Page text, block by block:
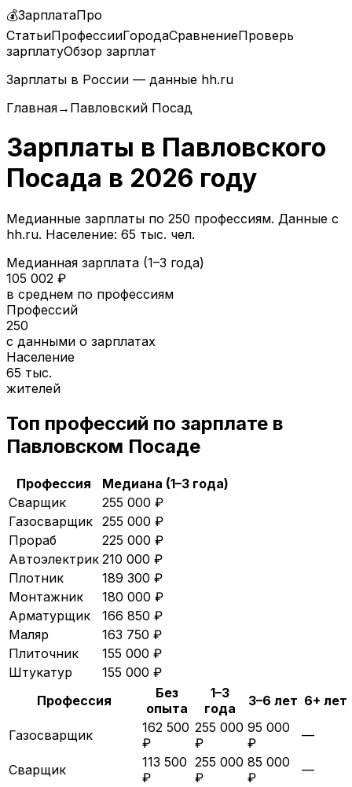
💰ЗарплатаПро
СтатьиПрофессииГородаСравнениеПроверь
зарплатуОбзор зарплат
Зарплаты в России — данные hh.ru
Главная→ Павловский Посад
Зарплаты в Павловского
Посада в 2026 году
Медианные зарплаты по 250 профессиям. Данные с
hh.ru. Население: 65 тыс. чел.
Медианная зарплата (1–3 года)
105 002 ₽
в среднем по профессиям
Профессий
250
с данными о зарплатах
Население
65 тыс.
жителей
Топ профессий по зарплате в
Павловском Посаде
Профессия
Медиана (1–3 года)
Сварщик
255 000 ₽
Газосварщик 255 000 ₽
Прораб
225 000 ₽
Автоэлектрик 210 000 ₽
Плотник
189 300 ₽
Монтажник
180 000 ₽
Арматурщик
166 850 ₽
Маляр
163 750 ₽
Плиточник
155 000 ₽
Штукатур
155 000 ₽
Профессия
Без
опыта
1–3
года
3–6 лет 6+ лет
Газосварщик
162 500
₽
255 000
₽
95 000
₽
—
Сварщик
113 500
₽
255 000
₽
85 000
₽
—